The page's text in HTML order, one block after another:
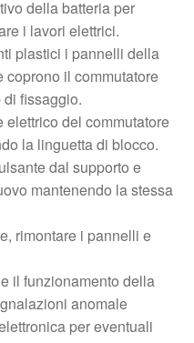
della batteria per
i lavori elettrici.
plastici i pannelli della
il commutatore
fissaggio.
del commutatore
la linguetta di blocco.
dal supporto e
mantenendo la stessa
rimontare i pannelli e
il funzionamento della
anomale
per eventuali